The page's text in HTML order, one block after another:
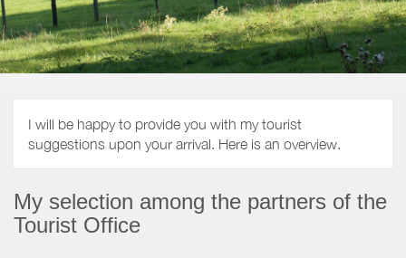
I will be happy to provide you with my tourist
suggestions upon your arrival. Here is an overview.
My selection among the partners of the
Tourist Office